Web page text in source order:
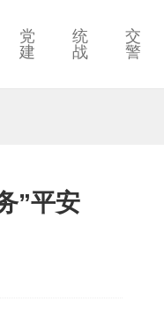
党
建
统
战
交
警
”平安